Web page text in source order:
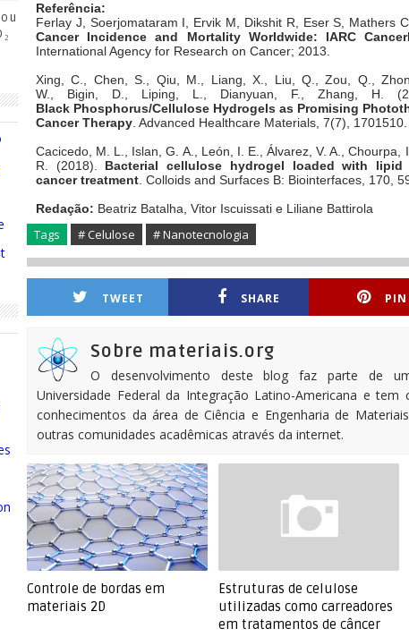
Referência:
Ferlay J, Soerjomataram I, Ervik M, Dikshit R, Eser S, Mathers
Cancer Incidence and Mortality Worldwide: IARC
International Agency for Research on Cancer; 2013.
Xing, C., Chen, S., Qiu, M., Liang, X., Liu, Q., Zou, Q.,
W., Bigin, D., Liping, L., Dianyuan, F., Zhang, H.
Black Phosphorus/Cellulose Hydrogels as Promising
Cancer Therapy . Advanced Healthcare Materials, 7(7), 1701510.
Cacicedo, M. L., Islan, G. A., León, I. E., Álvarez, V. A., Chourpa,
R. (2018). Bacterial cellulose hydrogel loaded with lipid
cancer treatment . Colloids and Surfaces B: Biointerfaces, 170,
Redação: Beatriz Batalha, Vitor Iscuissati e Liliane Battirola
Tags # Celulose # Nanotecnologia
TWEET SHARE
Sobre materiais.org
O desenvolvimento deste blog faz parte de
Universidade Federal da Integração Latino-Americana e
conhecimentos da área de Ciência e Engenharia de
outras comunidades acadêmicas através da internet.
Controle de bordas em
materiais 2D
Estruturas de celulose
utilizadas como carreadores
em tratamentos de câncer